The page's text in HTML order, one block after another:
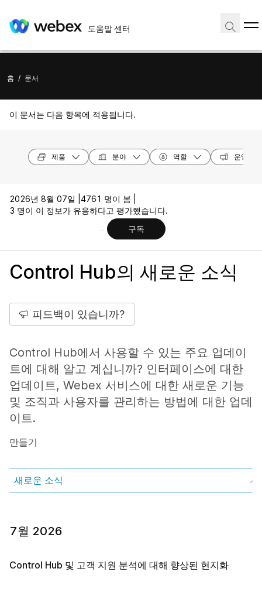
도움말 센터
홈 / 문서
이 문서는 다음 항목에 적용됩니다.
제품 분야 역할 운영 체
2026년 8월 07일 | 4761 명이 봄 |
3 명이 이 정보가 유용하다고 평가했습니다.
구독
Control Hub의 새로운 소식
피드백이 있습니까?
Control Hub에서 사용할 수 있는 주요 업데이
트에 대해 알고 계십니까? 인터페이스에 대한
업데이트, Webex 서비스에 대한 새로운 기능
및 조직과 사용자를 관리하는 방법에 대한 업데
이트.
만들기
새로운 소식
7월 2026
Control Hub 및 고객 지원 분석에 대해 향상된 현지화